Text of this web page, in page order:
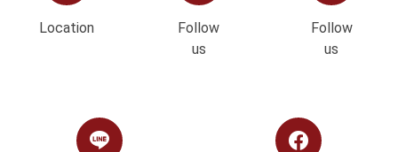
Location
Follow
us
Follow
us